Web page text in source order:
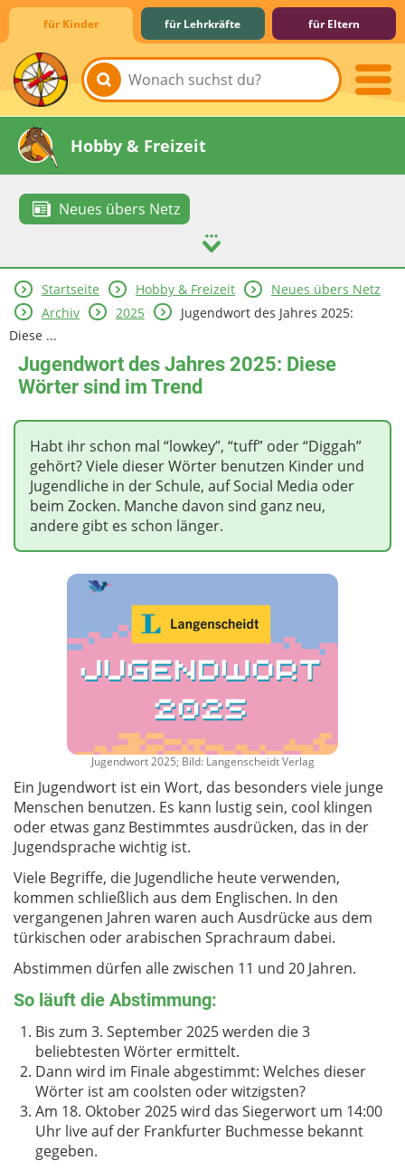
für Kinder für Lehrkräfte für Eltern
Lernen & Schule
Hobby & Freizeit
Neues übers Netz
Spiel & Spaß
Mitreden & Mitmachen
Startseite Hobby & Freizeit
Neues übers Netz
Archiv
2025
Jugendwort des Jahres 2025:
Diese ...
Jugendwort des Jahres 2025: Diese
Wörter sind im Trend
Habt ihr schon mal “lowkey”, “tuff” oder “Diggah”
gehört? Viele dieser Wörter benutzen Kinder und
Jugendliche in der Schule, auf Social Media oder
beim Zocken. Manche davon sind ganz neu,
andere gibt es schon länger.
Jugendwort 2025; Bild: Langenscheidt Verlag
Ein Jugendwort ist ein Wort, das besonders viele junge
Menschen benutzen. Es kann lustig sein, cool klingen
oder etwas ganz Bestimmtes ausdrücken, das in der
Jugendsprache wichtig ist.
Viele Begriffe, die Jugendliche heute verwenden,
kommen schließlich aus dem Englischen. In den
vergangenen Jahren waren auch Ausdrücke aus dem
türkischen oder arabischen Sprachraum dabei.
Abstimmen dürfen alle zwischen 11 und 20 Jahren.
So läuft die Abstimmung:
Bis zum 3. September 2025 werden die 3
beliebtesten Wörter ermittelt.
Dann wird im Finale abgestimmt: Welches dieser
Wörter ist am coolsten oder witzigsten?
Am 18. Oktober 2025 wird das Siegerwort um 14:00
Uhr live auf der Frankfurter Buchmesse bekannt
gegeben.